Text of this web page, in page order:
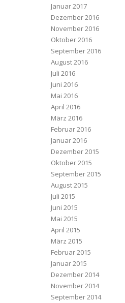
Januar 2017
Dezember 2016
November 2016
Oktober 2016
September 2016
August 2016
Juli 2016
Juni 2016
Mai 2016
April 2016
März 2016
Februar 2016
Januar 2016
Dezember 2015
Oktober 2015
September 2015
August 2015
Juli 2015
Juni 2015
Mai 2015
April 2015
März 2015
Februar 2015
Januar 2015
Dezember 2014
November 2014
September 2014